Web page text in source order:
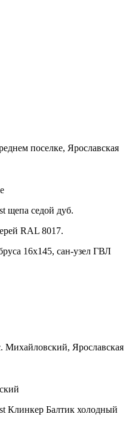
поселке, Ярославская
щепа седой дуб.
RAL 8017.
16х145, сан-узел ГВЛ
Михайловский, Ярославская
Клинкер Балтик холодный